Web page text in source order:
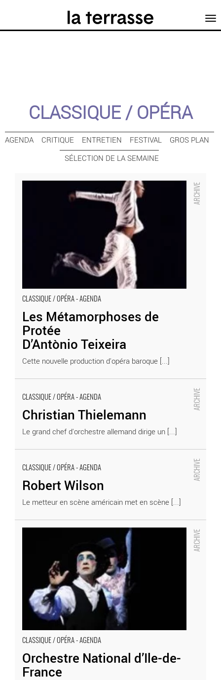
CLASSIQUE / OPÉRA
AGENDA CRITIQUE ENTRETIEN FESTIVAL
GROS PLAN
SÉLECTION DE LA SEMAINE
CLASSIQUE / OPÉRA - AGENDA
Les Métamorphoses de
Protée
D’Antònio Teixeira
Cette nouvelle production d'opéra baroque [...]
Les Métamorphoses de Protée
- Critique sortie Classique / Opéra
CLASSIQUE / OPÉRA - AGENDA
Christian Thielemann
Le grand chef d'orchestre allemand dirige un [...]
- Critique sortie Classique / Opéra
CLASSIQUE / OPÉRA - AGENDA
Robert Wilson
Le metteur en scène américain met en scène [...]
- Critique sortie Classique / Opéra
CLASSIQUE / OPÉRA - AGENDA
Orchestre National d’Ile-de-
France
Orchestre National d’Ile-de-France
- Critique sortie Classique / Opéra